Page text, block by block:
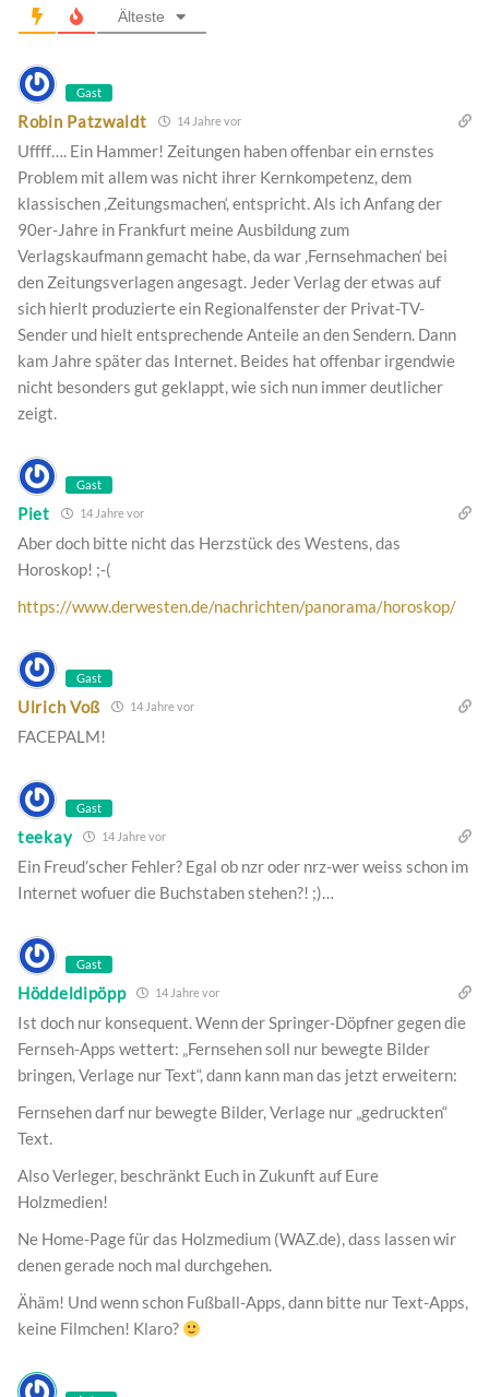
Älteste
Gast
Robin Patzwaldt 14 Jahre vor
Uffff…. Ein Hammer! Zeitungen haben offenbar ein ernstes
Problem mit allem was nicht ihrer Kernkompetenz, dem
klassischen ‚Zeitungsmachen‘, entspricht. Als ich Anfang der
90er-Jahre in Frankfurt meine Ausbildung zum
Verlagskaufmann gemacht habe, da war ‚Fernsehmachen‘ bei
den Zeitungsverlagen angesagt. Jeder Verlag der etwas auf
sich hierlt produzierte ein Regionalfenster der Privat-TV-
Sender und hielt entsprechende Anteile an den Sendern. Dann
kam Jahre später das Internet. Beides hat offenbar irgendwie
nicht besonders gut geklappt, wie sich nun immer deutlicher
zeigt.
Gast
Piet 14 Jahre vor
Aber doch bitte nicht das Herzstück des Westens, das
Horoskop! ;-(
https://www.derwesten.de/nachrichten/panorama/horoskop/
Gast
Ulrich Voß 14 Jahre vor
FACEPALM!
Gast
teekay 14 Jahre vor
Ein Freud’scher Fehler? Egal ob nzr oder nrz-wer weiss schon im
Internet wofuer die Buchstaben stehen?! ;)…
Gast
Höddeldipöpp 14 Jahre vor
Ist doch nur konsequent. Wenn der Springer-Döpfner gegen die
Fernseh-Apps wettert: „Fernsehen soll nur bewegte Bilder
bringen, Verlage nur Text“, dann kann man das jetzt erweitern:
Fernsehen darf nur bewegte Bilder, Verlage nur „gedruckten“
Text.
Also Verleger, beschränkt Euch in Zukunft auf Eure
Holzmedien!
Ne Home-Page für das Holzmedium (WAZ.de), dass lassen wir
denen gerade noch mal durchgehen.
Ähäm! Und wenn schon Fußball-Apps, dann bitte nur Text-Apps,
keine Filmchen! Klaro?